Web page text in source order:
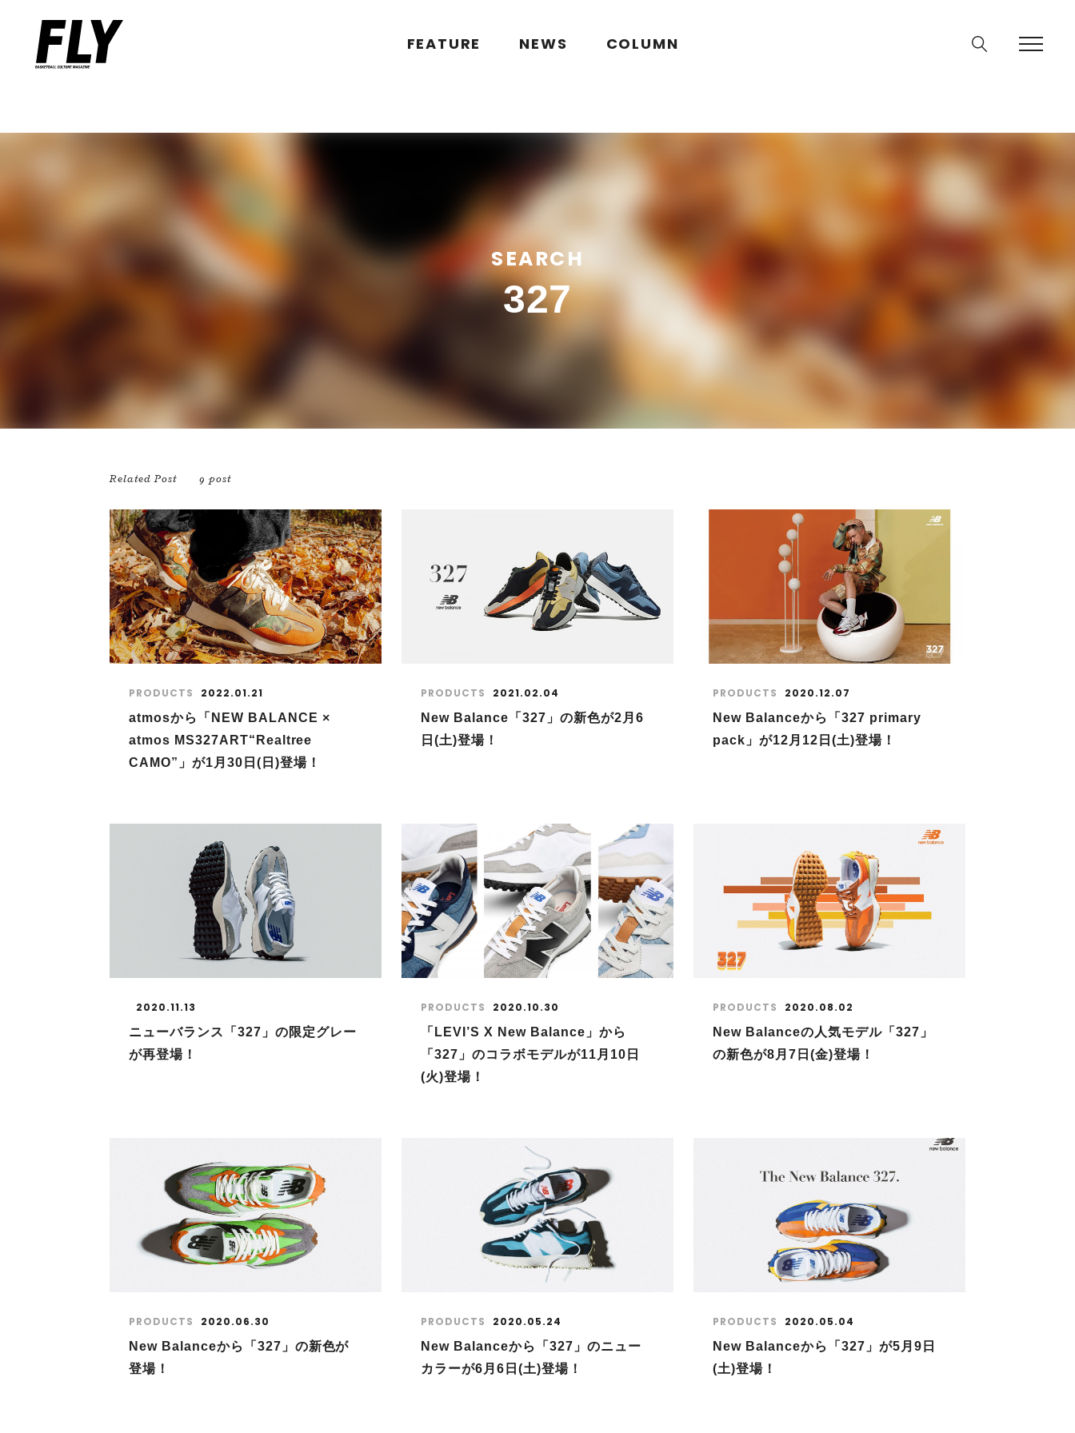
Warning
: Undefined variable $word_query in /home/flymag/flymag.jp/public_html/wp/wp-content/themes/flymag/page-search.php
FEATURE NEWS COLUMN
SEARCH
327
Related Post 9 post
PRODUCTS
2022.01.21
atmosから「NEW BALANCE ×
atmos MS327ART“Realtree
CAMO”」が1月30日(日)登場！
PRODUCTS
2021.02.04
New Balance「327」の新色が2月6
日(土)登場！
PRODUCTS
2020.12.07
New Balanceから「327 primary
pack」が12月12日(土)登場！
2020.11.13
ニューバランス「327」の限定グレー
が再登場！
PRODUCTS
2020.10.30
「LEVI’S X New Balance」から
「327」のコラボモデルが11月10日
(火)登場！
PRODUCTS
2020.08.02
New Balanceの人気モデル「327」
の新色が8月7日(金)登場！
PRODUCTS
2020.06.30
New Balanceから「327」の新色が
登場！
PRODUCTS
2020.05.24
New Balanceから「327」のニュー
カラーが6月6日(土)登場！
PRODUCTS
2020.05.04
New Balanceから「327」が5月9日
(土)登場！